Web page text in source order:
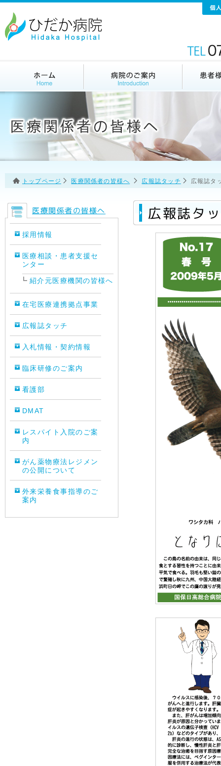
トップページ 医療関係者の皆様へ 広報誌タッチ 広報誌タ
広報誌タ
医療関係者の皆様へ
採用情報
医療相談・患者支援セ
ンター
紹介元医療機関の皆様へ
在宅医療連携拠点事業
広報誌タッチ
入札情報・契約情報
臨床研修のご案内
看護部
DMAT
レスパイト入院のご案
内
がん薬物療法レジメン
の公開について
外来栄養食事指導のご
案内